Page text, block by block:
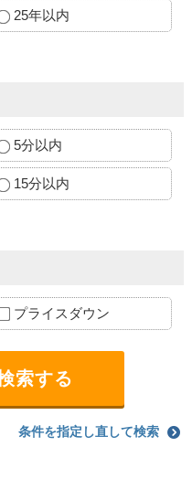
25年以内
5分以内
15分以内
プライスダウン
条件を指定し直して検索